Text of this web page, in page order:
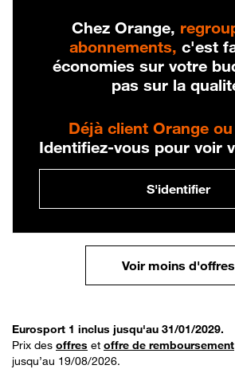
Chez Orange,
abonnements, c'est
économies sur votre
pas sur la
Déjà client Orange
Identifiez-vous pour voir
S'identifier
Voir moins d'offres
Eurosport 1 inclus jusqu'au 31/01/2029.
Prix des offres et offre de remboursement
jusqu’au 19/08/2026.